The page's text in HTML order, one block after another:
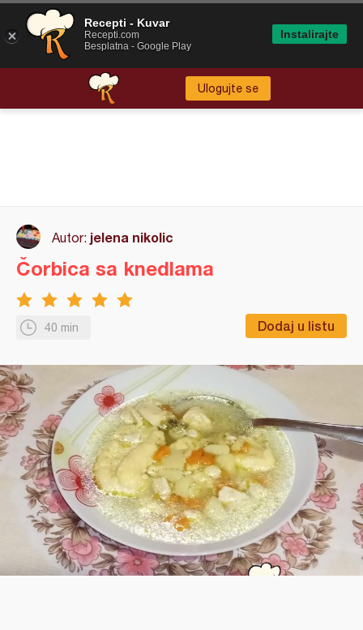
Ulogujte se
Autor: jelena nikolic
40 min Dodaj u listu
Čorbica sa knedlama
Recepti - Kuvar
Recepti.com
Besplatna - Google Play
Instalirajte